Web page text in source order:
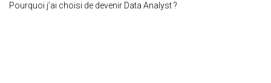
Pourquoi j’ai choisi de devenir Data Analyst ?